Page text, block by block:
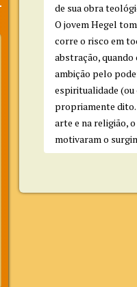
de sua obra
O jovem Hegel
corre o risco em
abstração, quando
ambição pelo
espiritualidade
propriamente dito.
arte e na religião,
motivaram o